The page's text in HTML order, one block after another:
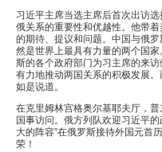
习近平主席当选主席后首次出访
俄关系的重要性和优越性。他带
的期待、提议和问题。中国与俄
然是世界上最具有力量的两个国
斯的各个政府部门为习主席的来
有力地推动两国关系的积极发展
如是说道。
在克里姆林宫格奥尔基耶夫厅，
国事访问。俄方列队欢迎习近平
大的阵容”在俄罗斯接待外国元首
荣！